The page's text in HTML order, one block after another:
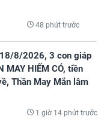
48 phút trước
8/2026, 3 con giáp
MAY HIẾM CÓ, tiền
Thần May Mắn lâm
1 giờ 14 phút trước